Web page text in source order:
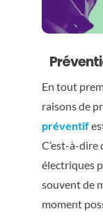
En tout
raisons de
préventif
C’est-à-
électriques
souvent de
moment